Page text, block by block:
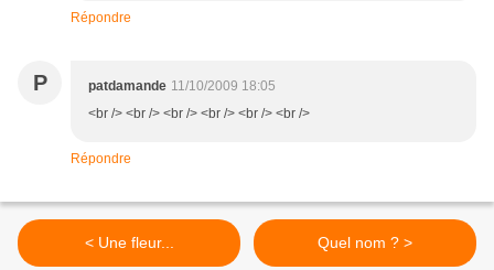
Répondre
P patdamande 11/10/2009 18:05
<br /> <br /> <br /> <br /> <br /> <br />
Répondre
< Une fleur... Quel nom ? >